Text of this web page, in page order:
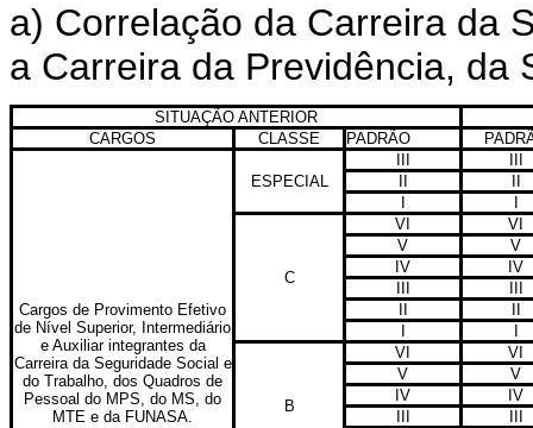
a) Correlação da Carreira da
a Carreira da Previdência, da
SITUAÇÃO ANTERIOR
CARGOS
CLASSE PADRÃO
Cargos de Provimento Efetivo
de Nível Superior, Intermediário
e Auxiliar integrantes da
Carreira da Seguridade Social e
do Trabalho, dos Quadros de
Pessoal do MPS, do MS, do
MTE e da FUNASA.
ESPECIAL
C
VI
VI
V
V
IV
IV
B
VI
VI
V
V
IV
IV